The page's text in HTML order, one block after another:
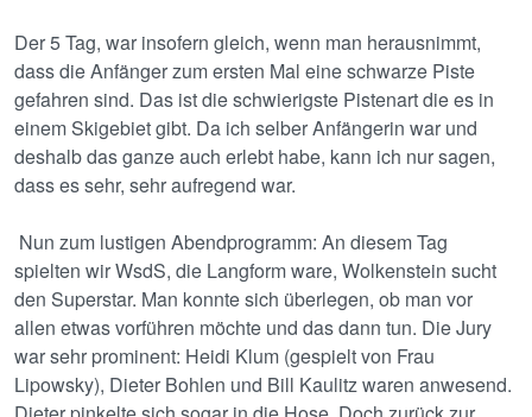
Der 5 Tag, war insofern gleich, wenn man herausnimmt,
dass die Anfänger zum ersten Mal eine schwarze Piste
gefahren sind. Das ist die schwierigste Pistenart die es in
einem Skigebiet gibt. Da ich selber Anfängerin war und
deshalb das ganze auch erlebt habe, kann ich nur sagen,
dass es sehr, sehr aufregend war.
Nun zum lustigen Abendprogramm: An diesem Tag
spielten wir WsdS, die Langform ware, Wolkenstein sucht
den Superstar. Man konnte sich überlegen, ob man vor
allen etwas vorführen möchte und das dann tun. Die Jury
war sehr prominent: Heidi Klum (gespielt von Frau
Lipowsky), Dieter Bohlen und Bill Kaulitz waren anwesend.